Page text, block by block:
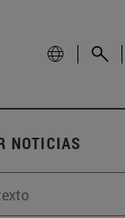
NOTICIAS